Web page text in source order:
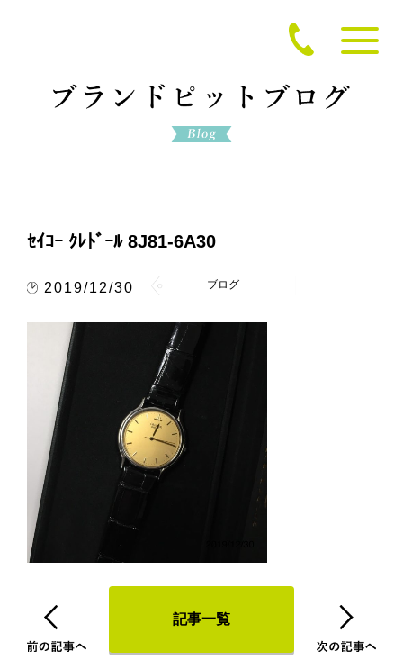
ｾｲｺｰ ｸﾚﾄﾞｰﾙ 8J81-6A30
2019/12/30 ブログ
記事一覧